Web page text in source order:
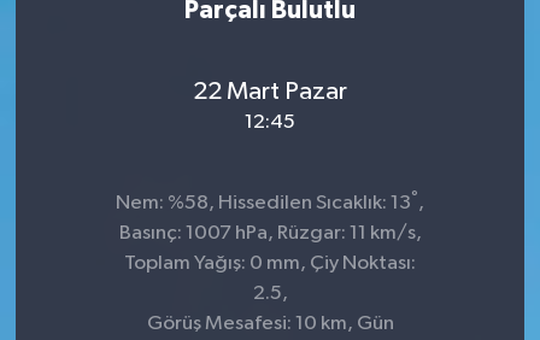
Parçalı Bulutlu
22 Mart Pazar
12:45
Nem: %58, Hissedilen Sıcaklık: 13° ,
Basınç: 1007 hPa, Rüzgar: 11 km/s,
Toplam Yağış: 0 mm, Çiy Noktası:
2.5,
Görüş Mesafesi: 10 km, Gün